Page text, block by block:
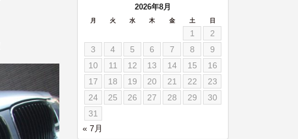
2026年8月
月 火 水 木 金 土 日
1
2
3
4 5 6 7 8
9
10
11 12 13 14 15
16
17
18 19 20 21 22
23
24
25 26 27 28 29
30
31
« 7月